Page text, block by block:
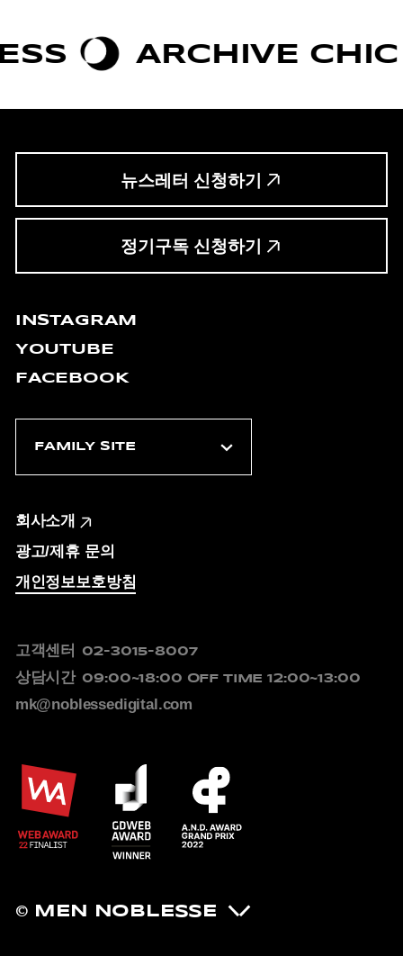
ARCHIVE CHIC
뉴스레터 신청하기
정기구독 신청하기
INSTAGRAM
YOUTUBE
FACEBOOK
회사소개
광고/제휴 문의
개인정보보호방침
고객센터 02-3015-8007
상담시간 09:00~18:00 OFF TIME 12:00~13:00
mk@noblessedigital.com
© MEN NOBLESSE